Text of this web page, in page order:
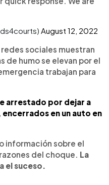
August 12, 2022
sociales muestran
de humo se elevan por el
trabajan para
arrestado por dejar a
encerrados en un auto en
información sobre el
del choque. La
el suceso.